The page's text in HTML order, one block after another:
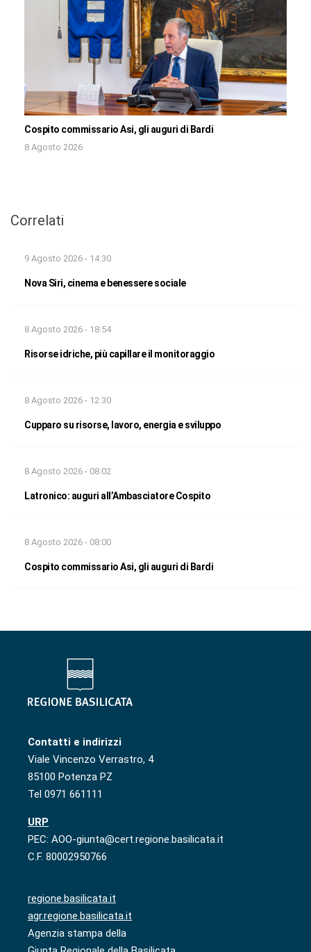
Cospito commissario Asi, gli auguri di Bardi
8 Agosto 2026
Correlati
9 Agosto 2026 - 14:30
Nova Siri, cinema e benessere sociale
8 Agosto 2026 - 18:54
Risorse idriche, più capillare il monitoraggio
8 Agosto 2026 - 12:30
Cupparo su risorse, lavoro, energia e sviluppo
8 Agosto 2026 - 08:02
Latronico: auguri all’Ambasciatore Cospito
8 Agosto 2026 - 08:00
Cospito commissario Asi, gli auguri di Bardi
Contatti e indirizzi
Viale Vincenzo Verrastro, 4
85100 Potenza PZ
Tel 0971 661111
URP
PEC: AOO-giunta@cert.regione.basilicata.it
C.F. 80002950766
regione.basilicata.it
agr.regione.basilicata.it
Agenzia stampa della